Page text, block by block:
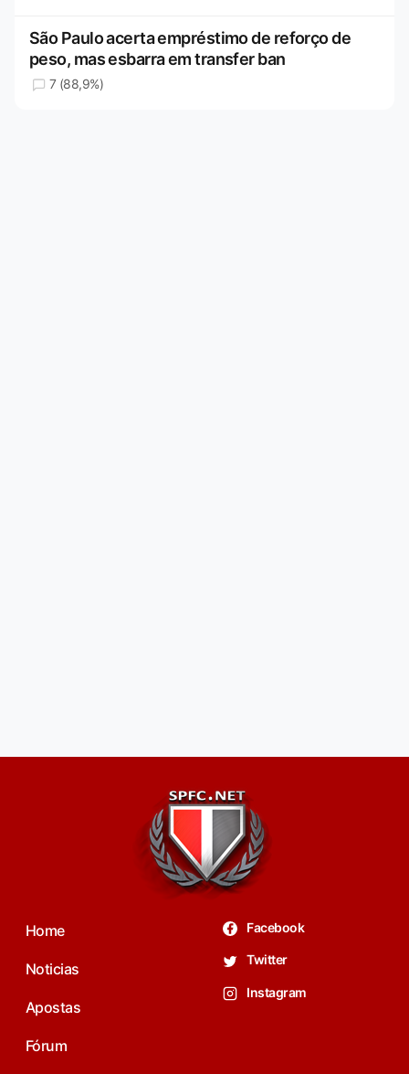
São Paulo acerta empréstimo de reforço de
peso, mas esbarra em transfer ban
7 (88,9%)
Home
Noticias
Apostas
Fórum
Facebook
Twitter
Instagram